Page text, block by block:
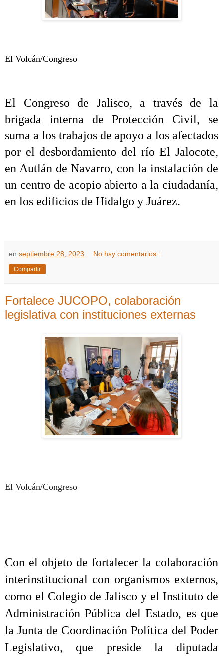
El Volcán/Congreso
El Congreso de Jalisco, a través de la
brigada interna de Protección Civil, se
suma a los trabajos de apoyo a los afectados
por el desbordamiento del río El Jalocote,
en Autlán de Navarro, con la instalación de
un centro de acopio abierto a la ciudadanía,
en los edificios de Hidalgo y Juárez.
en septiembre 28, 2023 No hay comentarios.:
Compartir
Fortalece JUCOPO, colaboración
legislativa con instituciones externas
El Volcán/Congreso
Con el objeto de fortalecer la colaboración
interinstitucional con organismos externos,
como el Colegio de Jalisco y el Instituto de
Administración Pública del Estado, es que
la Junta de Coordinación Política del Poder
Legislativo, que preside la diputada